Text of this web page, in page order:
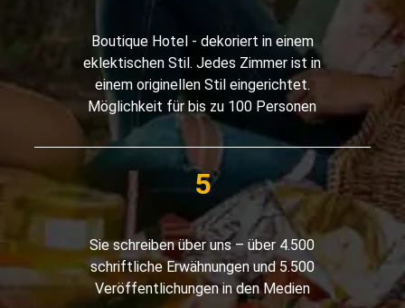
Boutique Hotel - dekoriert in einem
eklektischen Stil. Jedes Zimmer ist in
einem originellen Stil eingerichtet.
Möglichkeit für bis zu 100 Personen
Sie schreiben über uns – über 4.500
schriftliche Erwähnungen und 5.500
Veröffentlichungen in den Medien